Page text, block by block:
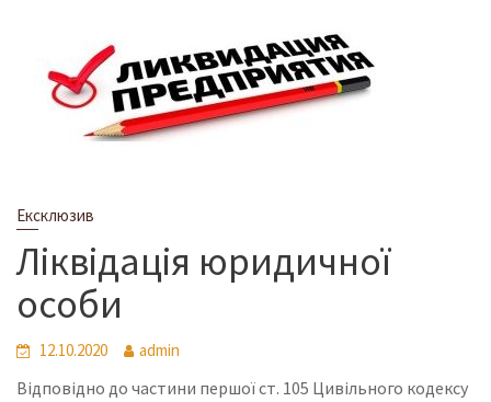
Ексклюзив
Ліквідація юридичної
особи
12.10.2020 admin
Відповідно до частини першої ст. 105 Цивільного кодексу